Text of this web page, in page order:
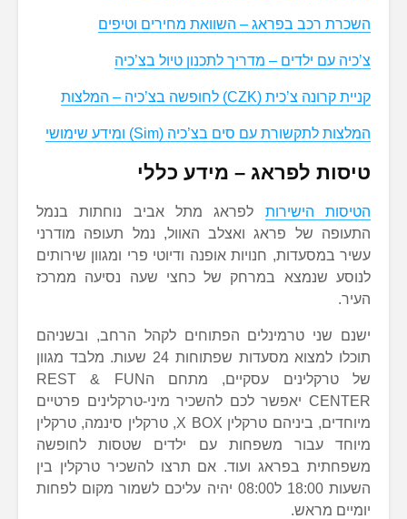
השכרת רכב בפראג – השוואת מחירים וטיפים
צ’כיה עם ילדים – מדריך לתכנון טיול בצ’כיה
קניית קרונה צ’כית (CZK) לחופשה בצ’כיה – המלצות
המלצות לתקשורת עם סים בצ’כיה (Sim) ומידע שימושי
טיסות לפראג – מידע כללי
הטיסות הישירות לפראג מתל אביב נוחתות בנמל
התעופה של פראג ואצלב האוול, נמל תעופה מודרני
עשיר במסעדות, חנויות אופנה ודיוטי פרי ומגוון שירותים
לנוסע שנמצא במרחק של כחצי שעה נסיעה ממרכז
העיר.
ישנם שני טרמינלים הפתוחים לקהל הרחב, ובשניהם
תוכלו למצוא מסעדות שפתוחות 24 שעות. מלבד מגוון
של טרקלינים עסקיים, מתחם הREST & FUN
CENTER יאפשר לכם להשכיר מיני-טרקלינים פרטיים
מיוחדים, ביניהם טרקלין X BOX, טרקלין סינמה, טרקלין
מיוחד עבור משפחות עם ילדים שטסות לחופשה
משפחתית בפראג ועוד. אם תרצו להשכיר טרקלין בין
השעות 18:00 ל08:00 יהיה עליכם לשמור מקום לפחות
יומיים מראש.